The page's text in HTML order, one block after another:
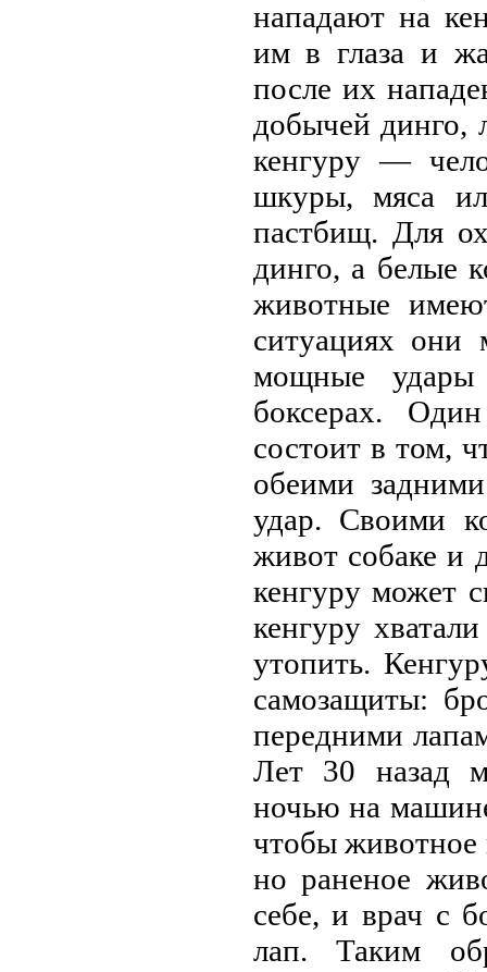
нападают на
им в глаза и
после их
добычей
кенгуру —
шкуры, мяса
пастбищ. Для
динго, а белые
животные
ситуациях они
мощные удары
боксерах.
состоит в том,
обеими
удар. Своими
живот собаке и
кенгуру может
кенгуру
утопить.
самозащиты:
передними
Лет 30 назад
ночью на
чтобы животное
но раненое
себе, и врач с
лап. Таким